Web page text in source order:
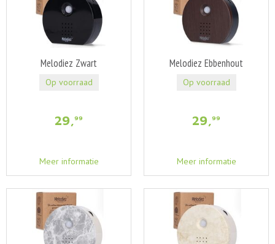
Melodiez Zwart
29,99
Meer informatie
Op voorraad
Melodiez Ebbenhout
29,99
Meer informatie
Op voorraad